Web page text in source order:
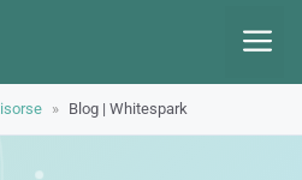
» Blog | Whitespark